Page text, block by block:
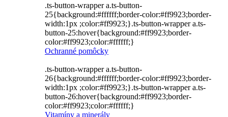
.ts-button-wrapper a.ts-button-
25{background:#ffffff;border-color:#ff9923;border-
width:1px ;color:#ff9923;}.ts-button-wrapper a.ts-
button-25:hover{background:#ff9923;border-
color:#ff9923;color:#ffffff;}
Ochranné pomôcky
.ts-button-wrapper a.ts-button-
26{background:#ffffff;border-color:#ff9923;border-
width:1px ;color:#ff9923;}.ts-button-wrapper a.ts-
button-26:hover{background:#ff9923;border-
color:#ff9923;color:#ffffff;}
Vitamíny a minerály